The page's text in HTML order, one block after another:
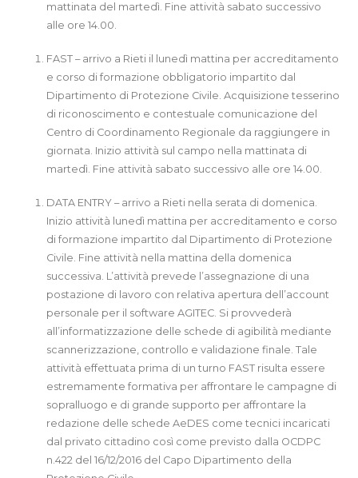
mattinata del martedì. Fine attività sabato successivo
alle ore 14.00.
FAST – arrivo a Rieti il lunedì mattina per accreditamento
e corso di formazione obbligatorio impartito dal
Dipartimento di Protezione Civile. Acquisizione tesserino
di riconoscimento e contestuale comunicazione del
Centro di Coordinamento Regionale da raggiungere in
giornata. Inizio attività sul campo nella mattinata di
martedì. Fine attività sabato successivo alle ore 14.00.
DATA ENTRY – arrivo a Rieti nella serata di domenica.
Inizio attività lunedì mattina per accreditamento e corso
di formazione impartito dal Dipartimento di Protezione
Civile. Fine attività nella mattina della domenica
successiva. L’attività prevede l’assegnazione di una
postazione di lavoro con relativa apertura dell’account
personale per il software AGITEC. Si provvederà
all’informatizzazione delle schede di agibilità mediante
scannerizzazione, controllo e validazione finale. Tale
attività effettuata prima di un turno FAST risulta essere
estremamente formativa per affrontare le campagne di
sopralluogo e di grande supporto per affrontare la
redazione delle schede AeDES come tecnici incaricati
dal privato cittadino così come previsto dalla OCDPC
n.422 del 16/12/2016 del Capo Dipartimento della